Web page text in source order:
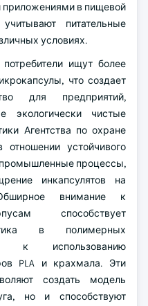
приложениями в пищевой
питательные
условиях.
ищут более
что создает
для предприятий,
экологически чистые
Агентства по охране
устойчивого
промышленные процессы,
инкапсулятов на
внимание к
способствует
в полимерных
к использованию
PLA и крахмала. Эти
создать модель
но и способствуют